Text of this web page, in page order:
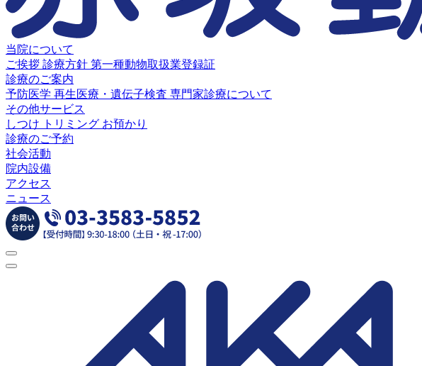
当院について
ご挨拶 診療方針 第一種動物取扱業登録証
診療のご案内
予防医学 再生医療・遺伝子検査 専門家診療について
その他サービス
しつけ
トリミング お預かり
診療のご予約
社会活動
院内設備
アクセス
ニュース